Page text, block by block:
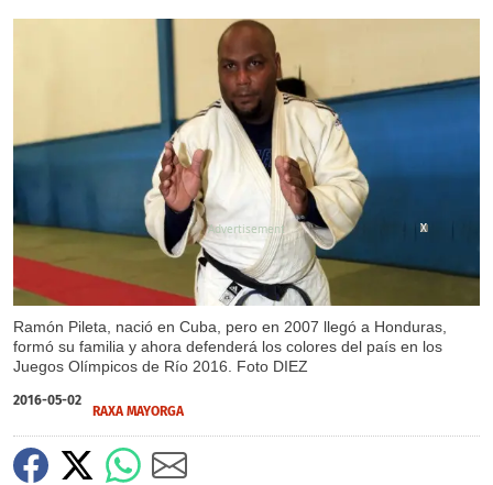
Ramón Pileta, nació en Cuba, pero en 2007 llegó a Honduras,
formó su familia y ahora defenderá los colores del país en los
Juegos Olímpicos de Río 2016. Foto DIEZ
X
X
2016-05-02
RAXA MAYORGA